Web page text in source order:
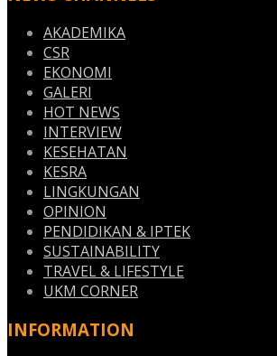
AKADEMIKA
CSR
EKONOMI
GALERI
HOT NEWS
INTERVIEW
KESEHATAN
KESRA
LINGKUNGAN
OPINION
PENDIDIKAN & IPTEK
SUSTAINABILITY
TRAVEL & LIFESTYLE
UKM CORNER
INFORMATION